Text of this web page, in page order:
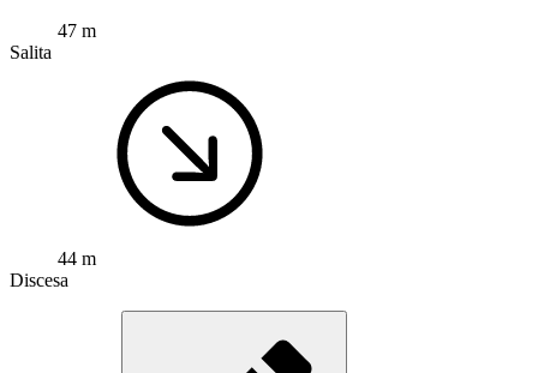
47 m
Salita
44 m
Discesa